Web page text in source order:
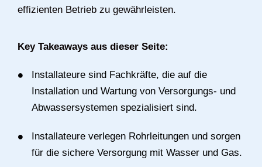
effizienten Betrieb zu gewährleisten.
Key Takeaways aus dieser Seite:
Installateure sind Fachkräfte, die auf die
Installation und Wartung von Versorgungs- und
Abwassersystemen spezialisiert sind.
Installateure verlegen Rohrleitungen und sorgen
für die sichere Versorgung mit Wasser und Gas.